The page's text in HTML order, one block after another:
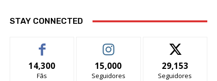
STAY CONNECTED
14,300
Fãs
15,000
Seguidores
29,153
Seguidores